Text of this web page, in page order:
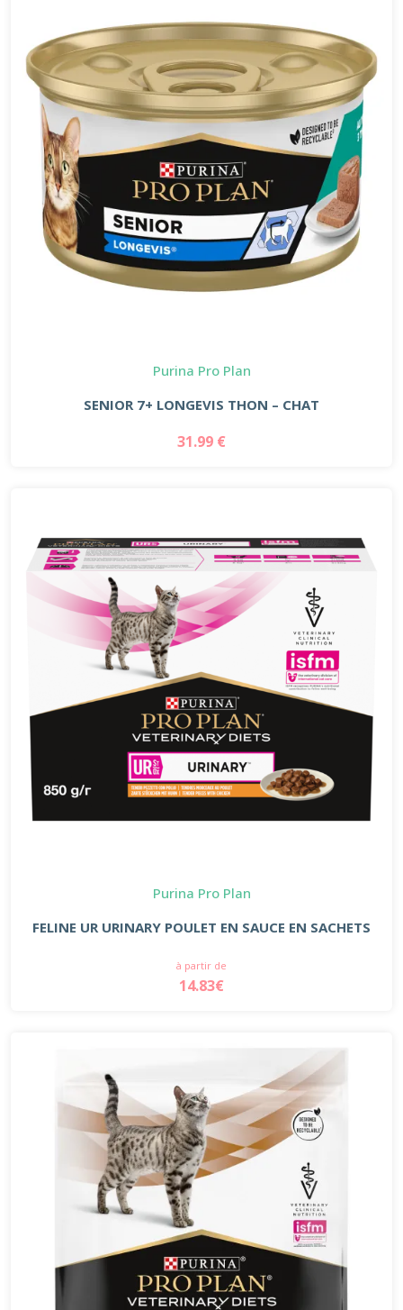
Purina Pro Plan
SENIOR 7+ LONGEVIS THON – CHAT
31.99 €
Purina Pro Plan
FELINE UR URINARY POULET EN SAUCE EN SACHETS
à partir de
14.83€